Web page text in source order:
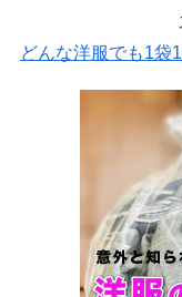
どんな洋服でも1袋